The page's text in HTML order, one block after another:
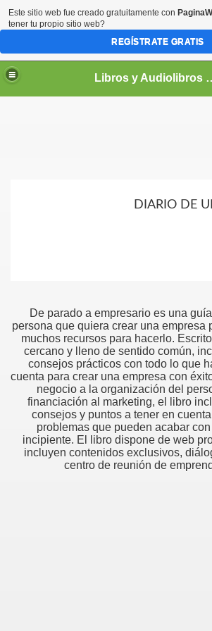
Libros y
DIARIO DE
De parado a empresario es una
persona que quiera crear una empresa
muchos recursos para hacerlo.
cercano y lleno de sentido común,
consejos prácticos con todo lo que
cuenta para crear una empresa con
negocio a la organización del
financiación al marketing, el libro
consejos y puntos a tener en
problemas que pueden acabar
incipiente. El libro dispone de web
incluyen contenidos exclusivos,
centro de reunión de
Este sitio web fue creado gratuitamente con
tener tu propio sitio web?
REGÍSTRATE GRATIS